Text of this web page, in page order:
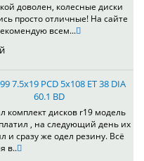
доволен, колесные диски
просто отличные! На сайте
всем...
7.5x19 PCD 5x108 ET 38 DIA
60.1 BD
комплект дисков r19 модель
, на следующий день их
и сразу же одел резину. Всё
в..